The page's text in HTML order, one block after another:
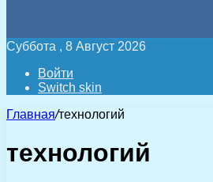
Суббота , 8 Август 2026
Войти
Switch skin
Главная/технологий
технологий